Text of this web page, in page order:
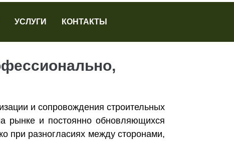
УСЛУГИ КОНТАКТЫ
и сопровождения строительных
рынке и постоянно обновляющихся
при разногласиях между сторонами,